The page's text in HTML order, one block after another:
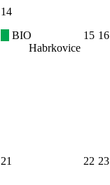
14
BIO
Habrkovice
15 16
21 22 23